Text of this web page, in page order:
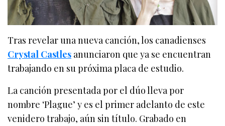
Tras revelar una nueva canción, los canadienses
Crystal Castles anunciaron que ya se encuentran
trabajando en su próxima placa de estudio.
La canción presentada por el dúo lleva por
nombre ‘Plague’ y es el primer adelanto de este
venidero trabajo, aún sin título. Grabado en